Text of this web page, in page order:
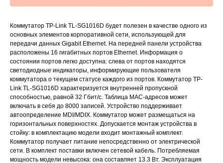
Коммутатор TP-Link TL-SG1016D будет полезен в качестве одного из
основных элементов корпоративной сети, использующей для
передачи данных Gigabit Ethernet. На передней панели устройства
расположены 16 гигабитных портов Ethernet. Информация о
состоянии портов легко доступна: слева от портов находятся
светодиодные индикаторы, информирующие пользователя
коммутатора о текущем статусе каждого из портов. Коммутатор TP-
Link TL-SG1016D характеризуется внутренней пропускной
способностью, равной 32 Гбит/с. Таблица МАС-адресов может
включать в себя до 8000 записей. Устройство поддерживает
автоопределение MDI/MDIX. Коммутатор может размещаться на
горизонтальных поверхностях. Допускается монтаж устройства в
стойку: в комплектацию модели входит монтажный комплект.
Коммутатор получает питание непосредственно от электрической
сети. В комплект поставки включен сетевой кабель. Потребляемая
мощность модели невысока: она составляет 13.3 Вт. Эксплуатация